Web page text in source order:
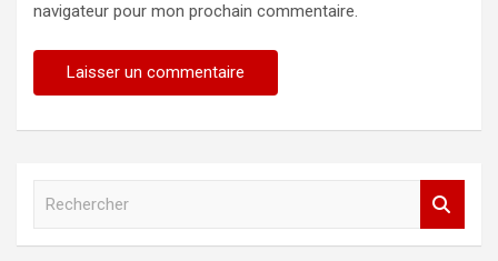
navigateur pour mon prochain commentaire.